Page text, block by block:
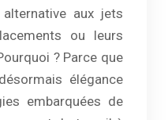
aux jets
ou leurs
? Parce que
élégance
embarquées de